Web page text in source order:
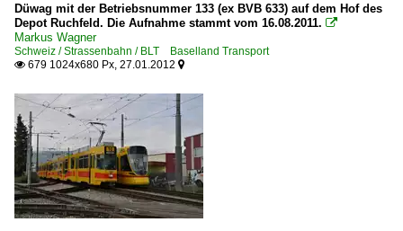
Düwag mit der Betriebsnummer 133 (ex BVB 633) auf dem Hof des
Depot Ruchfeld. Die Aufnahme stammt vom 16.08.2011. 
Markus Wagner
Schweiz / Strassenbahn / BLT Baselland Transport
 679 1024x680 Px, 27.01.2012 